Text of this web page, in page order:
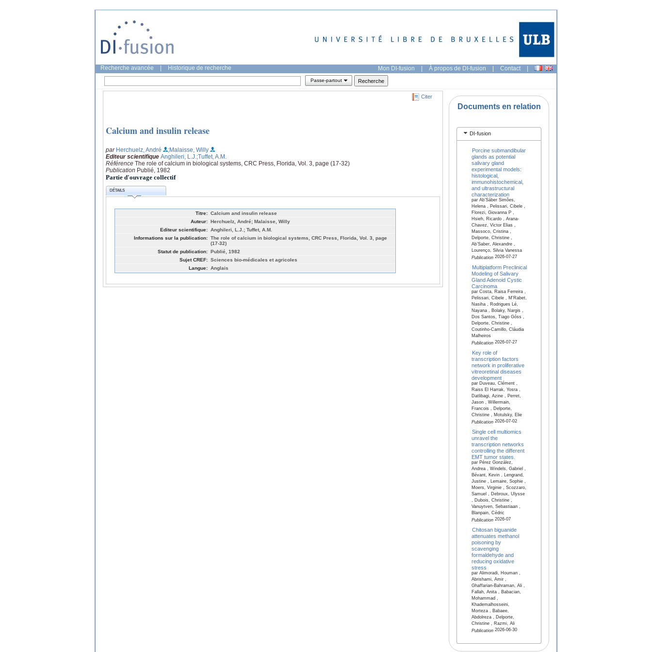
Recherche avancée Historique de recherche Mon DI-fusion | À propos de DI-fusion | Contact |
Passe-partout
Citer
Calcium and insulin release
par Herchuelz, André
;Malaisse, Willy
Editeur scientifique Anghileri, L.J. ;Tuffet, A.M.
Référence The role of calcium in biological systems, CRC Press, Florida, Vol. 3, page (17-32)
Publication Publié, 1982
Partie d'ouvrage collectif
DÉTAILS
Titre: Calcium and insulin release
Auteur: Herchuelz, André; Malaisse, Willy
Editeur scientifique: Anghileri, L.J.; Tuffet, A.M.
Informations sur la publication: The role of calcium in biological systems, CRC Press, Florida, Vol. 3, page
(17-32)
Statut de publication: Publié, 1982
Sujet CREF: Sciences bio-médicales et agricoles
Langue: Anglais
Documents en relation
DI-fusion
Porcine submandibular
glands as potential
salivary gland
experimental models:
histological,
immunohistochemical,
and ultrastructural
characterization
par Ab’Sáber Simões,
Helena , Pelissari, Cibele ,
Florezi, Giovanna P ,
Hsieh, Ricardo , Arana-
Chavez, Victor Elias ,
Massoco, Cristina ,
Delporte, Christine ,
Ab’Saber, Alexandre ,
Lourenço, Silvia Vanessa
Publication2026-07-27
Multiplatform Preclinical
Modeling of Salivary
Gland Adenoid Cystic
Carcinoma
par Costa, Raisa Ferreira ,
Pelissari, Cibele , M'Rabet,
Nasiha , Rodrigues Lé,
Nayana , Bolaky, Nargis ,
Dos Santos, Tiago Góss ,
Delporte, Christine ,
Coutinho-Camillo, Cláudia
Malheiros
Publication2026-07-27
Key role of
transcription factors
network in proliferative
vitreoretinal diseases
development
par Duveau, Clément ,
Raiss El Harrak, Yosra ,
Datlibagi, Azine , Perret,
Jason , Willermain,
Francois , Delporte,
Christine , Motulsky, Elie
Publication2026-07-02
Single cell multiomics
unravel the
transcription networks
controlling the different
EMT tumor states.
par Pérez González,
Andrea , Windels, Gabriel ,
Bévant, Kevin , Lengrand,
Justine , Lemaire, Sophie ,
Moers, Virginie , Scozzaro,
Samuel , Debroux, Ulysse
, Dubois, Christine ,
Vanuytven, Sebastiaan ,
Blanpain, Cédric
Publication2026-07
Chitosan biguanide
attenuates methanol
poisoning by
scavenging
formaldehyde and
reducing oxidative
stress
par Alimoradi, Houman ,
Abrishami, Amir ,
Ghaffarian-Bahraman, Ali ,
Fallah, Anita , Babacian,
Mohammad ,
Khademalhosseini,
Morteza , Babaee,
Abdolreza , Delporte,
Christine , Razmi, Ali
Publication2026-06-30